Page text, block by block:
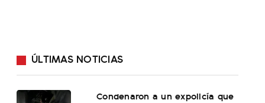
ÚLTIMAS NOTICIAS
Condenaron a un expolicía que